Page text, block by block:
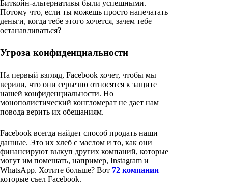
Биткойн-альтернативы были успешными.
Потому что, если ты можешь просто напечатать
деньги, когда тебе этого хочется, зачем тебе
останавливаться?
Угроза конфиденциальности
На первый взгляд, Facebook хочет, чтобы мы
верили, что они серьезно относятся к защите
нашей конфиденциальности. Но
монополистический конгломерат не дает нам
повода верить их обещаниям.
Facebook всегда найдет способ продать наши
данные. Это их хлеб с маслом и то, как они
финансируют выкуп других компаний, которые
могут им помешать, например, Instagram и
WhatsApp. Хотите больше? Вот 72 компании
которые съел Facebook.